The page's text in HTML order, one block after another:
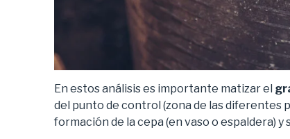
En estos análisis es importante matizar el
del punto de control (zona de las diferentes
formación de la cepa (en vaso o espaldera)